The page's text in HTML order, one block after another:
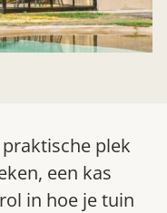
plek
een kas
in hoe je tuin